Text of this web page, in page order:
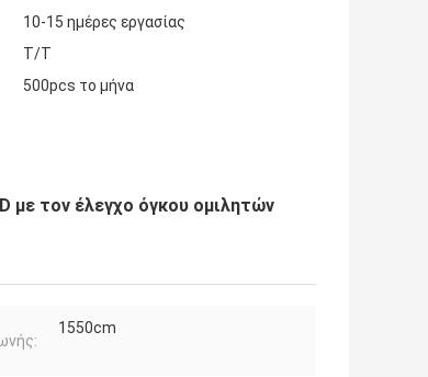
10-15 ημέρες εργασίας
T/T
500pcs το μήνα
με τον έλεγχο όγκου ομιλητών
1550cm